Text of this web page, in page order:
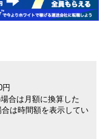
円
合は月額に換算した
は時間額を表示してい